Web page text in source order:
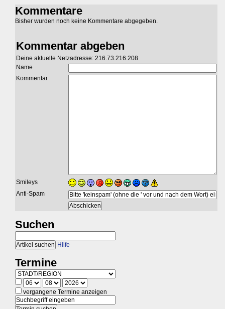
Kommentare
Bisher wurden noch keine Kommentare abgegeben.
Kommentar abgeben
Deine aktuelle Netzadresse: 216.73.216.208
Name
Kommentar
Smileys
Anti-Spam
Suchen
Hilfe
Termine
vergangene Termine anzeigen